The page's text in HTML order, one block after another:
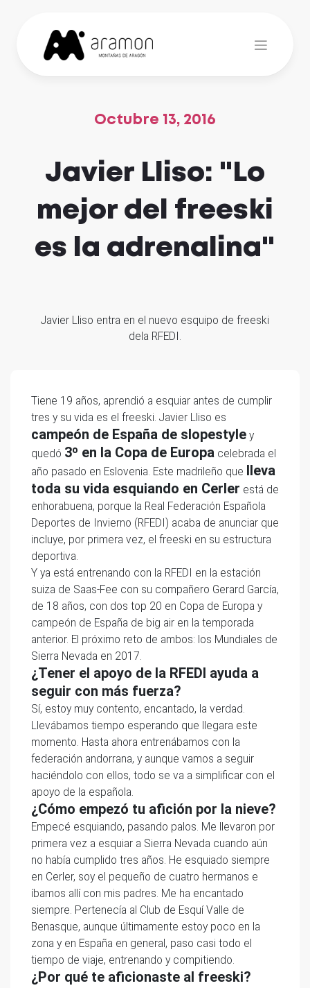
Octubre 13, 2016
Javier Lliso: "Lo
mejor del freeski
es la adrenalina"
Javier Lliso entra en el nuevo esquipo de freeski
dela RFEDI.
Tiene 19 años, aprendió a esquiar antes de cumplir
tres y su vida es el freeski. Javier Lliso es
campeón de España de slopestyle y
quedó 3º en la Copa de Europa celebrada el
año pasado en Eslovenia. Este madrileño que lleva
toda su vida esquiando en Cerler está de
enhorabuena, porque la Real Federación Española
Deportes de Invierno (RFEDI) acaba de anunciar que
incluye, por primera vez, el freeski en su estructura
deportiva.
Y ya está entrenando con la RFEDI en la estación
suiza de Saas-Fee con su compañero Gerard García,
de 18 años, con dos top 20 en Copa de Europa y
campeón de España de big air en la temporada
anterior. El próximo reto de ambos: los Mundiales de
Sierra Nevada en 2017.
¿Tener el apoyo de la RFEDI ayuda a
seguir con más fuerza?
Sí, estoy muy contento, encantado, la verdad.
Llevábamos tiempo esperando que llegara este
momento. Hasta ahora entrenábamos con la
federación andorrana, y aunque vamos a seguir
haciéndolo con ellos, todo se va a simplificar con el
apoyo de la española.
¿Cómo empezó tu afición por la nieve?
Empecé esquiando, pasando palos. Me llevaron por
primera vez a esquiar a Sierra Nevada cuando aún
no había cumplido tres años. He esquiado siempre
en Cerler, soy el pequeño de cuatro hermanos e
íbamos allí con mis padres. Me ha encantado
siempre. Pertenecía al Club de Esquí Valle de
Benasque, aunque últimamente estoy poco en la
zona y en España en general, paso casi todo el
tiempo de viaje, entrenando y compitiendo.
¿Por qué te aficionaste al freeski?